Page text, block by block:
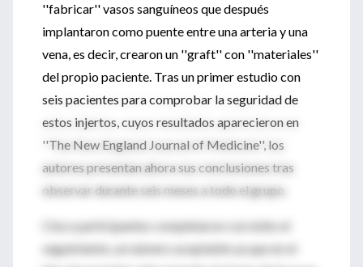
''fabricar'' vasos sanguíneos que después
implantaron como puente entre una arteria y una
vena, es decir, crearon un ''graft'' con ''materiales''
del propio paciente. Tras un primer estudio con
seis pacientes para comprobar la seguridad de
estos injertos, cuyos resultados aparecieron en
''The New England Journal of Medicine'', los
autores presentan ahora sus conclusiones tras
observar durante seis meses a todo el grupo.
Cinco participantes completaron con éxito el
seguimiento, un número aceptable ya que en el